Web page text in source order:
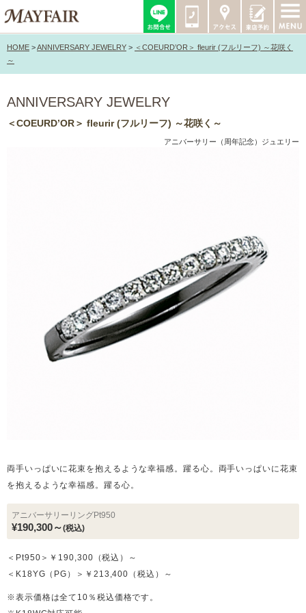
HOME >ANNIVERSARY JEWELRY > ＜COEURD’OR＞ fleurir (フルリーフ) ～花咲く
～
ANNIVERSARY JEWELRY
＜COEURD’OR＞ fleurir (フルリーフ) ～花咲く～
アニバーサリー（周年記念）ジュエリー
両手いっぱいに花束を抱えるような幸福感。躍る心。両手いっぱいに花束
を抱えるような幸福感。躍る心。
アニバーサリーリングPt950
¥190,300～(税込)
＜Pt950＞￥190,300（税込）～
＜K18YG（PG）＞￥213,400（税込）～
※表示価格は全て10％税込価格です。